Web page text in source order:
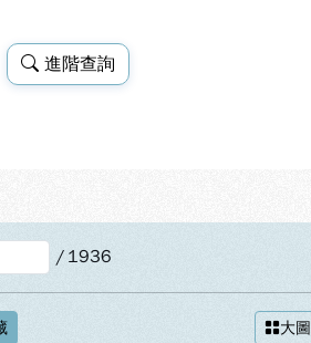
進階查詢
/ 1936
大圖